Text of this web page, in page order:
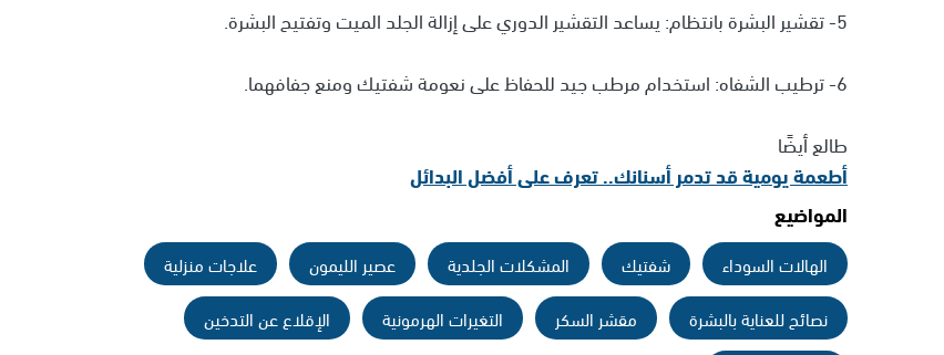
5- تقشير البشرة بانتظام: يساعد التقشير الدوري على إزالة الجلد الميت وتفتيح البشرة.
6- ترطيب الشفاه: استخدام مرطب جيد للحفاظ على نعومة شفتيك ومنع جفافهما.
طالع أيضًا
أطعمة يومية قد تدمر أسنانك.. تعرف على أفضل البدائل
المواضيع
الهالات السوداء شفتيك المشكلات الجلدية عصير الليمون
علاجات منزلية
نصائح للعناية بالبشرة
مقشر السكر التغيرات الهرمونية
الإقلاع عن التدخين